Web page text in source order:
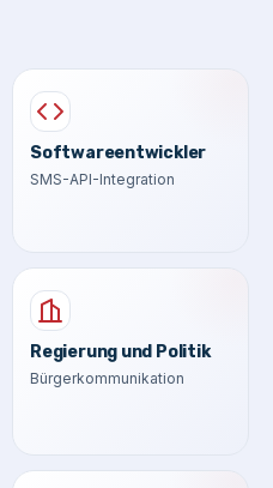
Softwareentwickler
SMS-API-Integration
Regierung und Politik
Bürgerkommunikation